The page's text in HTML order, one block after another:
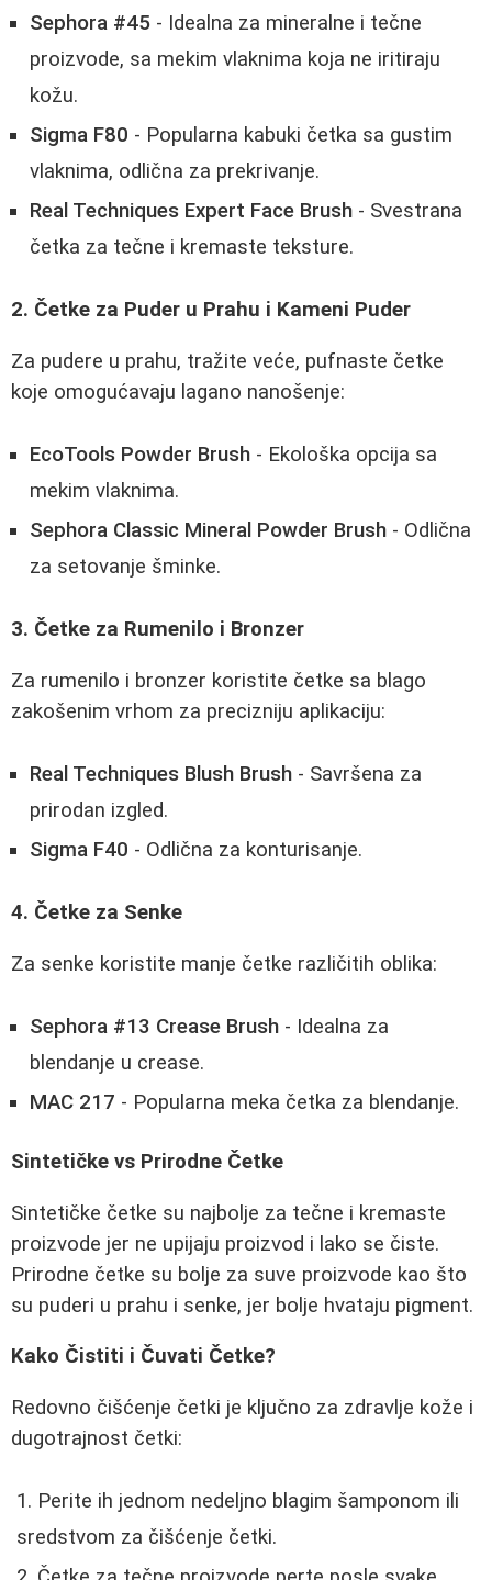
Sephora #45 - Idealna za mineralne i tečne
proizvode, sa mekim vlaknima koja ne iritiraju
kožu.
Sigma F80 - Popularna kabuki četka sa gustim
vlaknima, odlična za prekrivanje.
Real Techniques Expert Face Brush - Svestrana
četka za tečne i kremaste teksture.
2. Četke za Puder u Prahu i Kameni Puder
Za pudere u prahu, tražite veće, pufnaste četke
koje omogućavaju lagano nanošenje:
EcoTools Powder Brush - Ekološka opcija sa
mekim vlaknima.
Sephora Classic Mineral Powder Brush - Odlična
za setovanje šminke.
3. Četke za Rumenilo i Bronzer
Za rumenilo i bronzer koristite četke sa blago
zakošenim vrhom za precizniju aplikaciju:
Real Techniques Blush Brush - Savršena za
prirodan izgled.
Sigma F40 - Odlična za konturisanje.
4. Četke za Senke
Za senke koristite manje četke različitih oblika:
Sephora #13 Crease Brush - Idealna za
blendanje u crease.
MAC 217 - Popularna meka četka za blendanje.
Sintetičke vs Prirodne Četke
Sintetičke četke su najbolje za tečne i kremaste
proizvode jer ne upijaju proizvod i lako se čiste.
Prirodne četke su bolje za suve proizvode kao što
su puderi u prahu i senke, jer bolje hvataju pigment.
Kako Čistiti i Čuvati Četke?
Redovno čišćenje četki je ključno za zdravlje kože i
dugotrajnost četki:
Perite ih jednom nedeljno blagim šamponom ili
sredstvom za čišćenje četki.